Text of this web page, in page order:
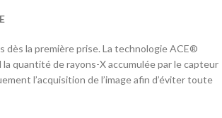
dès la première prise. La technologie ACE®
la quantité de rayons-X accumulée par le capteur
l’acquisition de l’image afin d’éviter toute